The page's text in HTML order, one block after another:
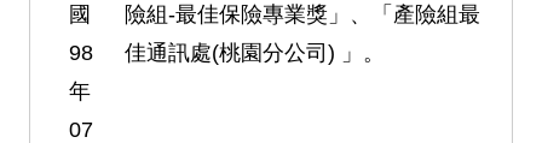
國
98
年
07
險組-最佳保險專業獎」、「產險組最
佳通訊處(桃園分公司) 」。